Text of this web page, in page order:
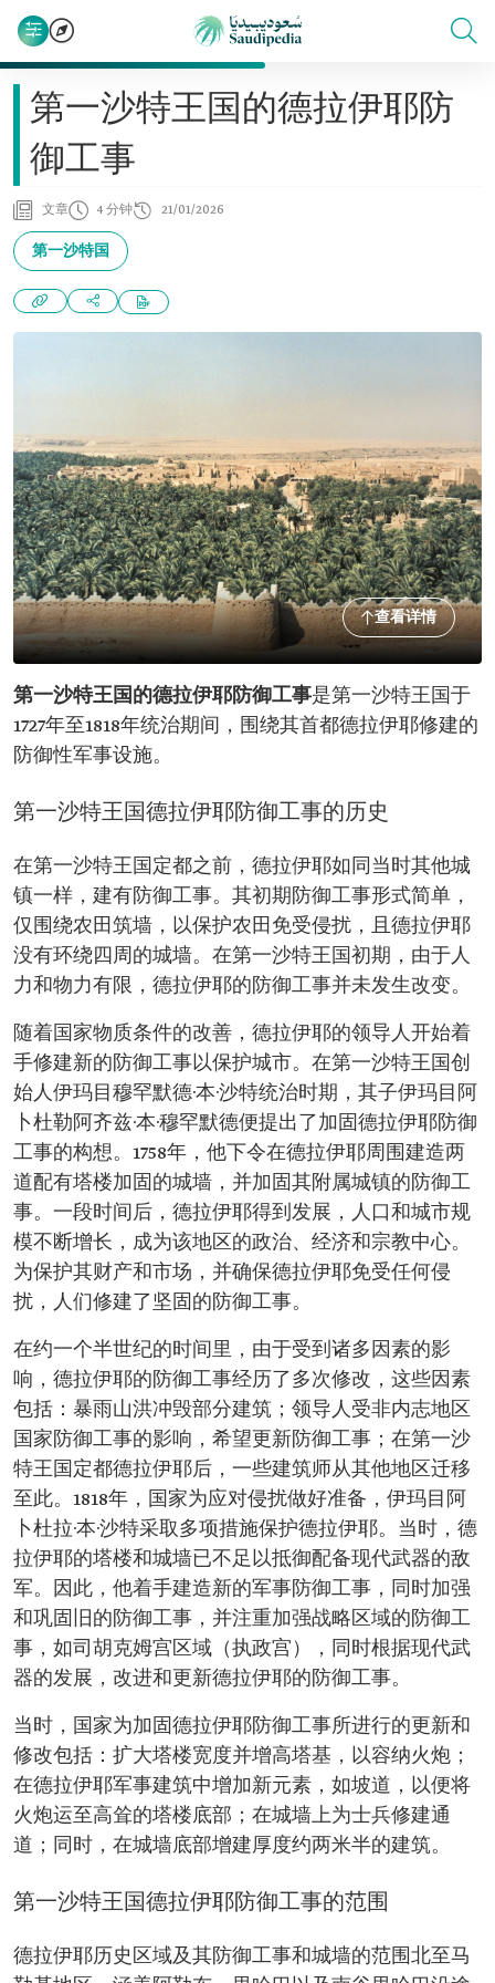
第一沙特王国的德拉伊耶防
御工事
文章 4 分钟 21/01/2026
第一沙特国
查看详情
第一沙特王国的德拉伊耶防御工事是第一沙特王国于
1727年至1818年统治期间，围绕其首都德拉伊耶修建的
防御性军事设施。
第一沙特王国德拉伊耶防御工事的历史
在第一沙特王国定都之前，德拉伊耶如同当时其他城
镇一样，建有防御工事。其初期防御工事形式简单，
仅围绕农田筑墙，以保护农田免受侵扰，且德拉伊耶
没有环绕四周的城墙。在第一沙特王国初期，由于人
力和物力有限，德拉伊耶的防御工事并未发生改变。
随着国家物质条件的改善，德拉伊耶的领导人开始着
手修建新的防御工事以保护城市。在第一沙特王国创
始人伊玛目穆罕默德·本·沙特统治时期，其子伊玛目阿
卜杜勒阿齐兹·本·穆罕默德便提出了加固德拉伊耶防御
工事的构想。1758年，他下令在德拉伊耶周围建造两
道配有塔楼加固的城墙，并加固其附属城镇的防御工
事。一段时间后，德拉伊耶得到发展，人口和城市规
模不断增长，成为该地区的政治、经济和宗教中心。
为保护其财产和市场，并确保德拉伊耶免受任何侵
扰，人们修建了坚固的防御工事。
在约一个半世纪的时间里，由于受到诸多因素的影
响，德拉伊耶的防御工事经历了多次修改，这些因素
包括：暴雨山洪冲毁部分建筑；领导人受非内志地区
国家防御工事的影响，希望更新防御工事；在第一沙
特王国定都德拉伊耶后，一些建筑师从其他地区迁移
至此。1818年，国家为应对侵扰做好准备，伊玛目阿
卜杜拉·本·沙特采取多项措施保护德拉伊耶。当时，德
拉伊耶的塔楼和城墙已不足以抵御配备现代武器的敌
军。因此，他着手建造新的军事防御工事，同时加强
和巩固旧的防御工事，并注重加强战略区域的防御工
事，如司胡克姆宫区域（执政宫），同时根据现代武
器的发展，改进和更新德拉伊耶的防御工事。
当时，国家为加固德拉伊耶防御工事所进行的更新和
修改包括：扩大塔楼宽度并增高塔基，以容纳火炮；
在德拉伊耶军事建筑中增加新元素，如坡道，以便将
火炮运至高耸的塔楼底部；在城墙上为士兵修建通
道；同时，在城墙底部增建厚度约两米半的建筑。
第一沙特王国德拉伊耶防御工事的范围
德拉伊耶历史区域及其防御工事和城墙的范围北至马